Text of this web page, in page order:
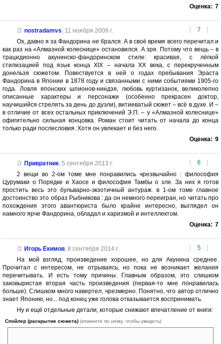
Оценка: 7
[ 7 ]
nostradamvs, 11 ноября 2009 г.
Ох, давно я за Фандорина не брался. А в своё время всего перечитал и
как раз на «Алмазной колеснице» остановился. А зря. Потому что вещь – в
трацидионно акунинско-фандоринском стиле: красивая, с лёгкой
стилизацией под язык конца XIX – начала XX века, с перекрученным
донельзя сюжетом. Повествуется в ней о годах пребывания Эраста
Фандорина в Японии в 1878 году и связанными с ними событиями 1905-го
года. Ловля японских шпионов-ниндзя, любовь куртизанок, великолепно
описанные характеры и персонажи (особенно прекрасен доктор,
научишийся стрелять за день до дуэли), витиеватый сюжет – всё в духе. И –
в отличие от всех остальных приключений Э.П. – у «Алмазной колеснице»
офигительно сильная концовка. Роман стоит читать от начала до конца
только ради послесловия. Хотя он увлекает и без него.
Оценка: 9
[ 6 ]
Привратник, 5 сентября 2013 г.
2 вещи во 2-ом томе мне понравились чрезвычайно : философия
Цурумаки о Порядке и Хаосе и философия Тамбы о зле. За них я готов
простить весь это бульварно-экзотичный антураж. в 1-ом томе главное
достоинство это образ Рыбникова : да он немного переигран, но читать про
похождения этого авантюриста было крайне интересно, выглядел он
намного ярче Фандорина, обладал и харизмой и интеллектом.
Оценка: 7
[ 5 ]
Игорь Екимов, 8 сентября 2014 г.
На мой взгляд, произведение хорошее, но для Акунина среднее.
Прочитал с интересом, не отрываясь, но пока не возникает желания
перечитывать. И есть тому причины. Главным образом, это слишком
заковыристая вторая часть произведения (первая-то мне понравилась
больше). Слишком много навертел, чрезмерно. Понятно, что автор отлично
знает Японию, но... под конец уже голова отказывается воспринимать.
Ну и ещё отдельные детали, которые снижают впечатление от книги:
Спойлер (раскрытие сюжета) (кликните по нему, чтобы увидеть)